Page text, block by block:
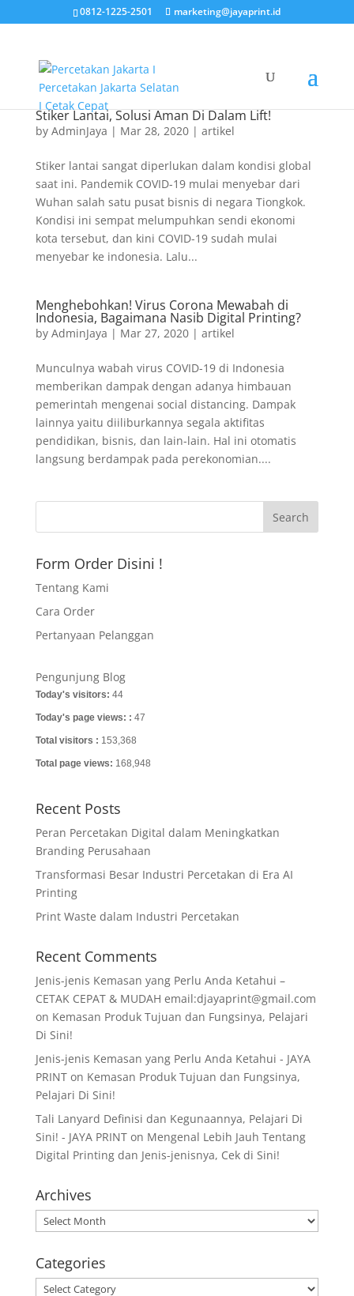
0812-1225-2501 marketing@jayaprint.id
Stiker Lantai, Solusi Aman Di Dalam Lift!
by AdminJaya | Mar 28, 2020| artikel
Stiker lantai sangat diperlukan dalam kondisi global
saat ini. Pandemik COVID-19 mulai menyebar dari
Wuhan salah satu pusat bisnis di negara Tiongkok.
Kondisi ini sempat melumpuhkan sendi ekonomi
kota tersebut, dan kini COVID-19 sudah mulai
menyebar ke indonesia. Lalu...
Menghebohkan! Virus Corona Mewabah di
Indonesia, Bagaimana Nasib Digital Printing?
by AdminJaya | Mar 27, 2020| artikel
Munculnya wabah virus COVID-19 di Indonesia
memberikan dampak dengan adanya himbauan
pemerintah mengenai social distancing. Dampak
lainnya yaitu diiliburkannya segala aktifitas
pendidikan, bisnis, dan lain-lain. Hal ini otomatis
langsung berdampak pada perekonomian....
Form Order Disini !
Tentang Kami
Cara Order
Pertanyaan Pelanggan
Pengunjung Blog
Today's visitors: 44
Today's page views: : 47
Total visitors : 153,368
Total page views: 168,948
Recent Posts
Peran Percetakan Digital dalam Meningkatkan
Branding Perusahaan
Transformasi Besar Industri Percetakan di Era AI
Printing
Print Waste dalam Industri Percetakan
Recent Comments
Jenis-jenis Kemasan yang Perlu Anda Ketahui –
CETAK CEPAT & MUDAH email:djayaprint@gmail.com
on Kemasan Produk Tujuan dan Fungsinya, Pelajari
Di Sini!
Jenis-jenis Kemasan yang Perlu Anda Ketahui - JAYA
PRINTon Kemasan Produk Tujuan dan Fungsinya,
Pelajari Di Sini!
Tali Lanyard Definisi dan Kegunaannya, Pelajari Di
Sini! - JAYA PRINTon Mengenal Lebih Jauh Tentang
Digital Printing dan Jenis-jenisnya, Cek di Sini!
Archives
Archives
Categories
Categories